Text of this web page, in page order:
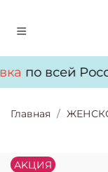
по всей
Главная
АKЦИЯ